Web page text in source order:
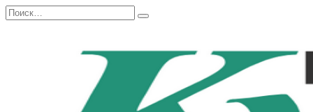
Перейти
к
Search
for: